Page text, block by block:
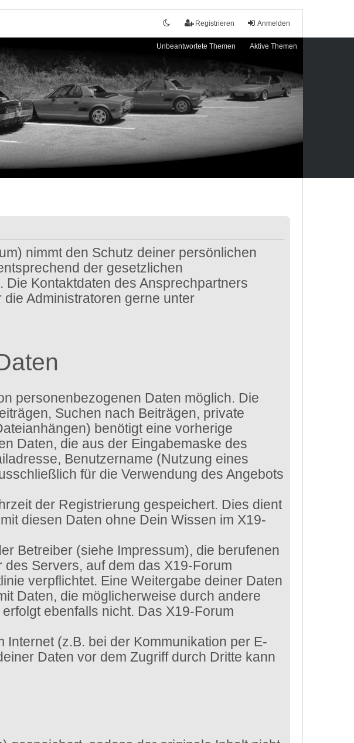
Anmelden
Registrieren
Unbeantwortete Themen Aktive Themen
nimmt den Schutz deiner persönlichen
der gesetzlichen
Kontaktdaten des Ansprechpartners
Administratoren gerne unter
personenbezogenen Daten möglich. Die
Suchen nach Beiträgen, private
benötigt eine vorherige
Daten, die aus der Eingabemaske des
Benutzername (Nutzung eines
für die Verwendung des Angebots
der Registrierung gespeichert. Dies dient
diesen Daten ohne Dein Wissen im X19-
Betreiber (siehe Impressum), die berufenen
Servers, auf dem das X19-Forum
verpflichtet. Eine Weitergabe deiner Daten
Daten, die möglicherweise durch andere
ebenfalls nicht. Das X19-Forum
(z.B. bei der Kommunikation per E-
Daten vor dem Zugriff durch Dritte kann